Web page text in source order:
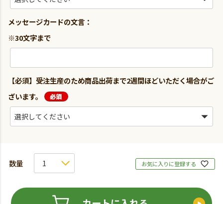
メッセージカードの文言：
※30文字まで
【必須】受注生産のため商品出荷まで2週間ほどいただく場合がご
ざいます。
お気に入りに登録する